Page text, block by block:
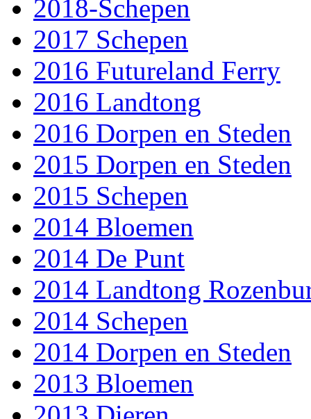
2018-Schepen
2017 Schepen
2016 Futureland Ferry
2016 Landtong
2016 Dorpen en Steden
2015 Dorpen en Steden
2015 Schepen
2014 Bloemen
2014 De Punt
2014 Landtong
2014 Schepen
2014 Dorpen en Steden
2013 Bloemen